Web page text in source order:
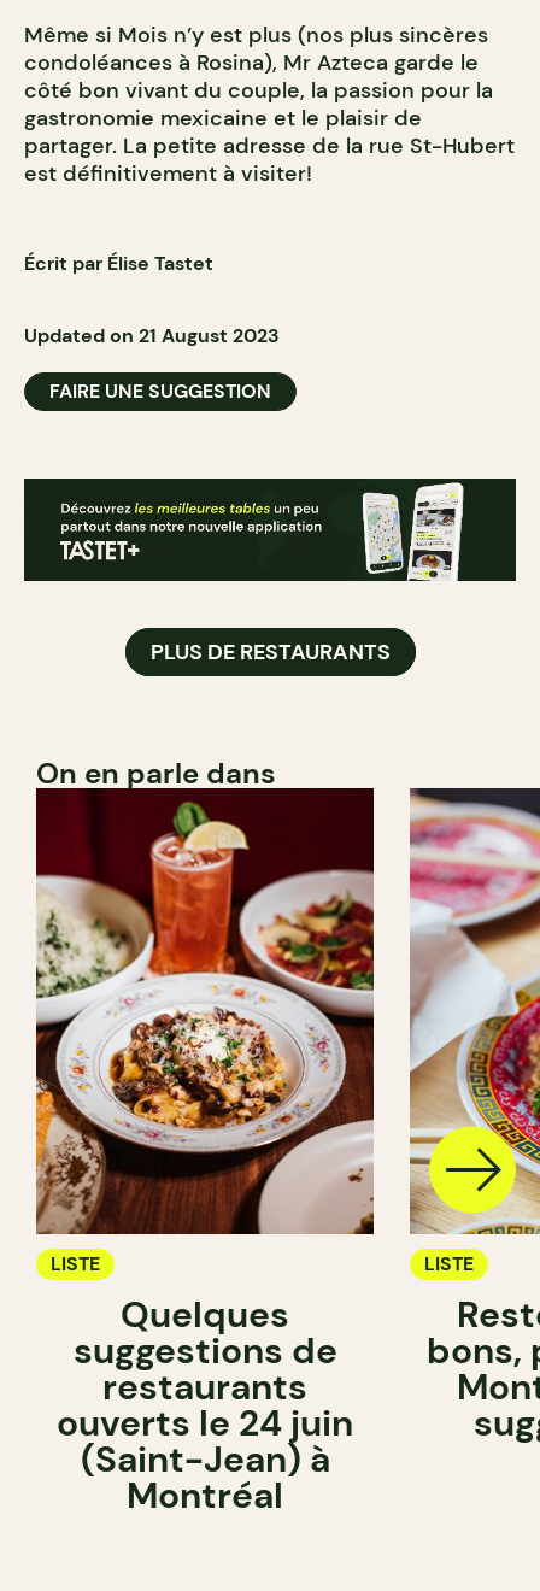
Même si Mois n’y est plus (nos plus sincères
condoléances à Rosina), Mr Azteca garde le
côté bon vivant du couple, la passion pour la
gastronomie mexicaine et le plaisir de
partager. La petite adresse de la rue St-Hubert
est définitivement à visiter!
Écrit par Élise Tastet
Updated on 21 August 2023
FAIRE UNE SUGGESTION
PLUS DE RESTAURANTS
On en parle dans
LISTE
Quelques
suggestions de
restaurants
ouverts le 24 juin
(Saint-Jean) à
Montréal
LISTE
bons,